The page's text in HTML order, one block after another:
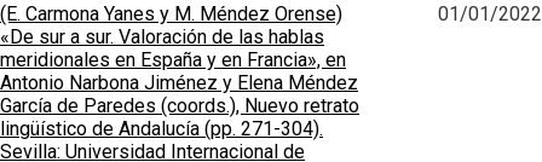
(E. Carmona Yanes y M. Méndez Orense)
«De sur a sur. Valoración de las hablas
meridionales en España y en Francia», en
Antonio Narbona Jiménez y Elena Méndez
García de Paredes (coords.), Nuevo retrato
lingüístico de Andalucía (pp. 271-304).
Sevilla: Universidad Internacional de
01/01/2022